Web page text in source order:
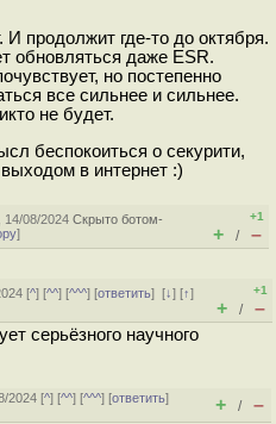
продолжит где-то до октября.
обновляться даже ESR.
но постепенно
все сильнее и сильнее.
не будет.
беспокоиться о секурити,
в интернет :)
14/08/2024Скрыто ботом-
]
+1
+ / –
[^] [^^] [^^^] [ответить][↓] [↑]
+1
+ / –
серьёзного научного
2024 [^] [^^] [^^^] [ответить]
+ / –